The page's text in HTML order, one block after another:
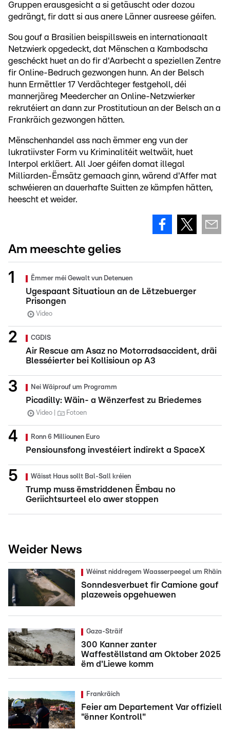
Gruppen erausgesicht a si getäuscht oder dozou
gedrängt, fir datt si aus anere Länner ausreese géifen.
Sou gouf a Brasilien beispillsweis en internationaalt
Netzwierk opgedeckt, dat Mënschen a Kambodscha
geschéckt huet an do fir d'Aarbecht a speziellen Zentre
fir Online-Bedruch gezwongen hunn. An der Belsch
hunn Ermëttler 17 Verdächteger festgeholl, déi
mannerjäreg Meedercher an Online-Netzwierker
rekrutéiert an dann zur Prostitutioun an der Belsch an a
Frankräich gezwongen hätten.
Mënschenhandel ass nach ëmmer eng vun der
lukratiivster Form vu Kriminalitéit weltwäit, huet
Interpol erkläert. All Joer géifen domat illegal
Milliarden-Ëmsätz gemaach ginn, wärend d'Affer mat
schwéieren an dauerhafte Suitten ze kämpfen hätten,
heescht et weider.
Am meeschte gelies
Ëmmer méi Gewalt vun Detenuen
Ugespaant Situatioun an de Lëtzebuerger
Prisongen
Video
CGDIS
Air Rescue am Asaz no Motorradsaccident, dräi
Blesséierter bei Kollisioun op A3
Nei Wäiprouf um Programm
Picadilly: Wäin- a Wënzerfest zu Briedemes
Video Fotoen
Ronn 6 Milliounen Euro
Pensiounsfong investéiert indirekt a SpaceX
Wäisst Haus sollt Bal-Sall kréien
Trump muss ëmstriddenen Ëmbau no
Geriichtsurteel elo awer stoppen
Weider News
Wéinst niddregem Waasserpeegel um Rhäin
Sonndesverbuet fir Camione gouf
plazeweis opgehuewen
Gaza-Sträif
300 Kanner zanter
Waffestëllstand am Oktober 2025
ëm d'Liewe komm
Frankräich
Feier am Departement Var offiziell
"ënner Kontroll"